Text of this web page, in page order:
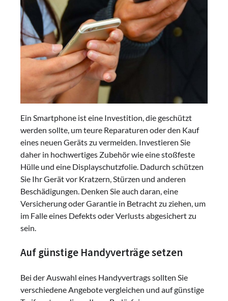
Ein Smartphone ist eine Investition, die geschützt
werden sollte, um teure Reparaturen oder den Kauf
eines neuen Geräts zu vermeiden. Investieren Sie
daher in hochwertiges Zubehör wie eine stoßfeste
Hülle und eine Displayschutzfolie. Dadurch schützen
Sie Ihr Gerät vor Kratzern, Stürzen und anderen
Beschädigungen. Denken Sie auch daran, eine
Versicherung oder Garantie in Betracht zu ziehen, um
im Falle eines Defekts oder Verlusts abgesichert zu
sein.
Auf günstige Handyverträge setzen
Bei der Auswahl eines Handyvertrags sollten Sie
verschiedene Angebote vergleichen und auf günstige